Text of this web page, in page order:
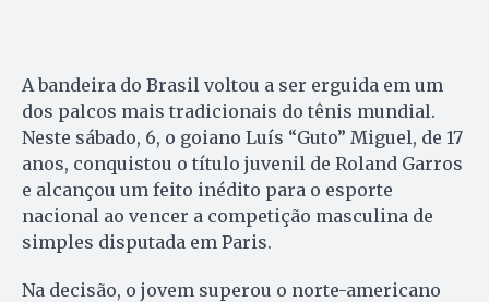
A bandeira do Brasil voltou a ser erguida em um
dos palcos mais tradicionais do tênis mundial.
Neste sábado, 6, o goiano Luís “Guto” Miguel, de 17
anos, conquistou o título juvenil de Roland Garros
e alcançou um feito inédito para o esporte
nacional ao vencer a competição masculina de
simples disputada em Paris.
Na decisão, o jovem superou o norte-americano